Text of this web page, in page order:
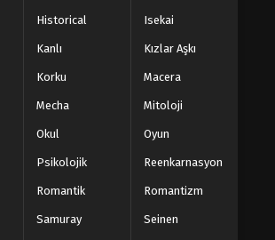
Historical Isekai
Kanlı Kızlar Aşkı
Korku Macera
Mecha Mitoloji
Okul Oyun
Psikolojik Reenkarnasyon
Romantik Romantizm
Samuray Seinen